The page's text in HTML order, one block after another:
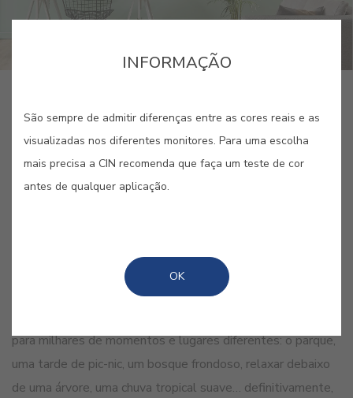
PUBLICADO POR: CIN / 5 OUTUBRO 2021
2 MINUTOS
PARTILHAR
“Verde, como gosto de ti verde” -Trata-se de uma cor de
para milhares de momentos e lugares diferentes: o parque,
uma tarde de pic-nic, um bosque frondoso, relaxar debaixo
de uma árvore, uma chuva tropical suave… definitivamente,
INFORMAÇÃO
São sempre de admitir diferenças entre as cores reais e as
visualizadas nos diferentes monitores. Para uma escolha
mais precisa a CIN recomenda que faça um teste de cor
antes de qualquer aplicação.
OK